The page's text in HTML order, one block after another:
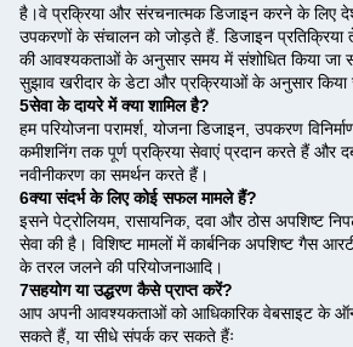
है।वे प्रक्रिया और संरचनात्मक डिजाइन करने के लिए
उपकरणों के संचालन को जोड़ते हैं. डिजाइन प्रतिक्रिया
की आवश्यकताओं के अनुसार समय में संशोधित किया
सुझाव खरीदार के डेटा और प्रक्रियाओं के अनुसार
5सेवा के दायरे में क्या शामिल है?
हम परियोजना परामर्श, योजना डिजाइन, उपकरण
कमीशनिंग तक पूर्ण प्रक्रिया सेवाएं प्रदान करते हैं और
नवीनीकरण का समर्थन करते हैं।
6क्या संदर्भ के लिए कोई सफल मामले हैं?
इसने पेट्रोलियम, रासायनिक, दवा और ठोस अपशिष्ट
सेवा की है। विशिष्ट मामलों में कार्बनिक अपशिष्ट गैस
के तरल जलने की परियोजनाआदि।
7सहयोग या उद्धरण कैसे प्राप्त करें?
आप अपनी आवश्यकताओं को आधिकारिक वेबसाइट के
सकते हैं, या सीधे संपर्क कर सकते हैंः